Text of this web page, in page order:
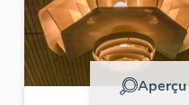
Aperçu